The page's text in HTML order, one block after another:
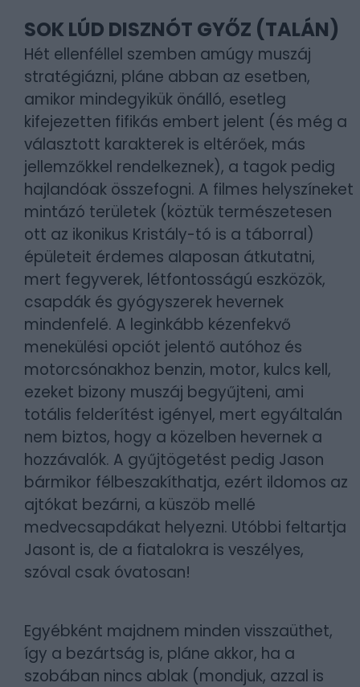
SOK LÚD DISZNÓT GYŐZ (TALÁN)
Hét ellenféllel szemben amúgy muszáj
stratégiázni, pláne abban az esetben,
amikor mindegyikük önálló, esetleg
kifejezetten fifikás embert jelent (és még a
választott karakterek is eltérőek, más
jellemzőkkel rendelkeznek), a tagok pedig
hajlandóak összefogni. A filmes helyszíneket
mintázó területek (köztük természetesen
ott az ikonikus Kristály-tó is a táborral)
épületeit érdemes alaposan átkutatni,
mert fegyverek, létfontosságú eszközök,
csapdák és gyógyszerek hevernek
mindenfelé. A leginkább kézenfekvő
menekülési opciót jelentő autóhoz és
motorcsónakhoz benzin, motor, kulcs kell,
ezeket bizony muszáj begyűjteni, ami
totális felderítést igényel, mert egyáltalán
nem biztos, hogy a közelben hevernek a
hozzávalók. A gyűjtögetést pedig Jason
bármikor félbeszakíthatja, ezért ildomos az
ajtókat bezárni, a küszöb mellé
medvecsapdákat helyezni. Utóbbi feltartja
Jasont is, de a fiatalokra is veszélyes,
szóval csak óvatosan!
Egyébként majdnem minden visszaüthet,
így a bezártság is, pláne akkor, ha a
szobában nincs ablak (mondjuk, azzal is